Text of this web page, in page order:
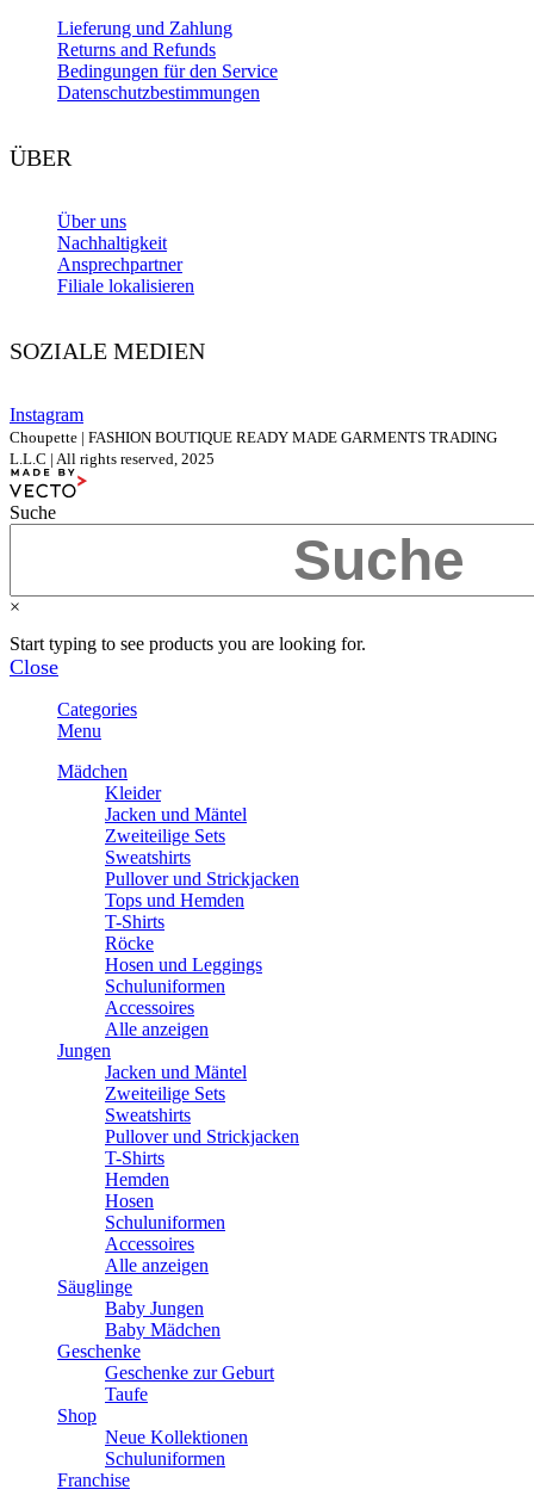
Lieferung und Zahlung
Returns and Refunds
Bedingungen für den Service
Datenschutzbestimmungen
ÜBER
Über uns
Nachhaltigkeit
Ansprechpartner
Filiale lokalisieren
SOZIALE MEDIEN
Instagram
Choupette | FASHION BOUTIQUE READY MADE GARMENTS TRADING
L.L.C | All rights reserved, 2025
Suche
×
Start typing to see products you are looking for.
Close
Categories
Menu
Mädchen
Kleider
Jacken und Mäntel
Zweiteilige Sets
Sweatshirts
Pullover und Strickjacken
Tops und Hemden
T-Shirts
Röcke
Hosen und Leggings
Schuluniformen
Accessoires
Alle anzeigen
Jungen
Jacken und Mäntel
Zweiteilige Sets
Sweatshirts
Pullover und Strickjacken
T-Shirts
Hemden
Hosen
Schuluniformen
Accessoires
Alle anzeigen
Säuglinge
Baby Jungen
Baby Mädchen
Geschenke
Geschenke zur Geburt
Taufe
Shop
Neue Kollektionen
Schuluniformen
Franchise